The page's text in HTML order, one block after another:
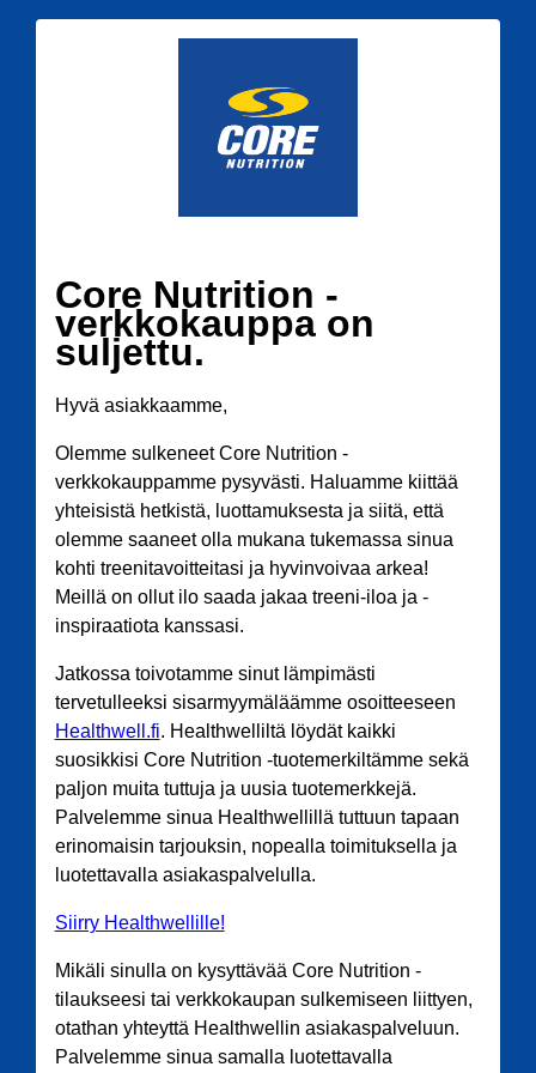
Core Nutrition -
verkkokauppa on
suljettu.
Hyvä asiakkaamme,
Olemme sulkeneet Core Nutrition -
verkkokauppamme pysyvästi. Haluamme kiittää
yhteisistä hetkistä, luottamuksesta ja siitä, että
olemme saaneet olla mukana tukemassa sinua
kohti treenitavoitteitasi ja hyvinvoivaa arkea!
Meillä on ollut ilo saada jakaa treeni-iloa ja -
inspiraatiota kanssasi.
Jatkossa toivotamme sinut lämpimästi
tervetulleeksi sisarmyymäläämme osoitteeseen
Healthwell.fi. Healthwelliltä löydät kaikki
suosikkisi Core Nutrition -tuotemerkiltämme sekä
paljon muita tuttuja ja uusia tuotemerkkejä.
Palvelemme sinua Healthwellillä tuttuun tapaan
erinomaisin tarjouksin, nopealla toimituksella ja
luotettavalla asiakaspalvelulla.
Siirry Healthwellille!
Mikäli sinulla on kysyttävää Core Nutrition -
tilaukseesi tai verkkokaupan sulkemiseen liittyen,
otathan yhteyttä Healthwellin asiakaspalveluun.
Palvelemme sinua samalla luotettavalla